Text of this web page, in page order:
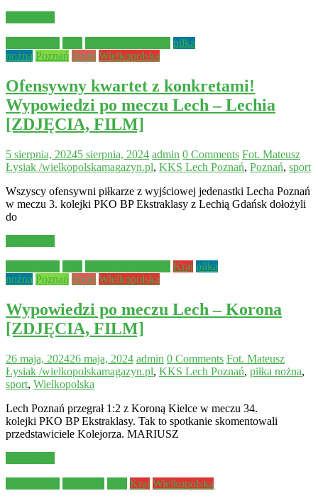
piłka
nożna Poznań Sport Wielkopolska
Ofensywny kwartet z konkretami!
Wypowiedzi po meczu Lech – Lechia
[ZDJĘCIA, FILM]
5 sierpnia, 20245 sierpnia, 2024 admin 0 Comments Fot. Mateusz
Łysiak /wielkopolskamagazyn.pl, KKS Lech Poznań, Poznań, sport
Wszyscy ofensywni piłkarze z wyjściowej jedenastki Lecha Poznań
w meczu 3. kolejki PKO BP Ekstraklasy z Lechią Gdańsk dołożyli
do
Kraj piłka
nożna Poznań Sport Wielkopolska
Wypowiedzi po meczu Lech – Korona
[ZDJĘCIA, FILM]
26 maja, 202426 maja, 2024 admin 0 Comments Fot. Mateusz
Łysiak /wielkopolskamagazyn.pl, KKS Lech Poznań, piłka nożna,
sport, Wielkopolska
Lech Poznań przegrał 1:2 z Koroną Kielce w meczu 34.
kolejki PKO BP Ekstraklasy. Tak to spotkanie skomentowali
przedstawiciele Kolejorza. MARIUSZ
Kraj Wielkopolska